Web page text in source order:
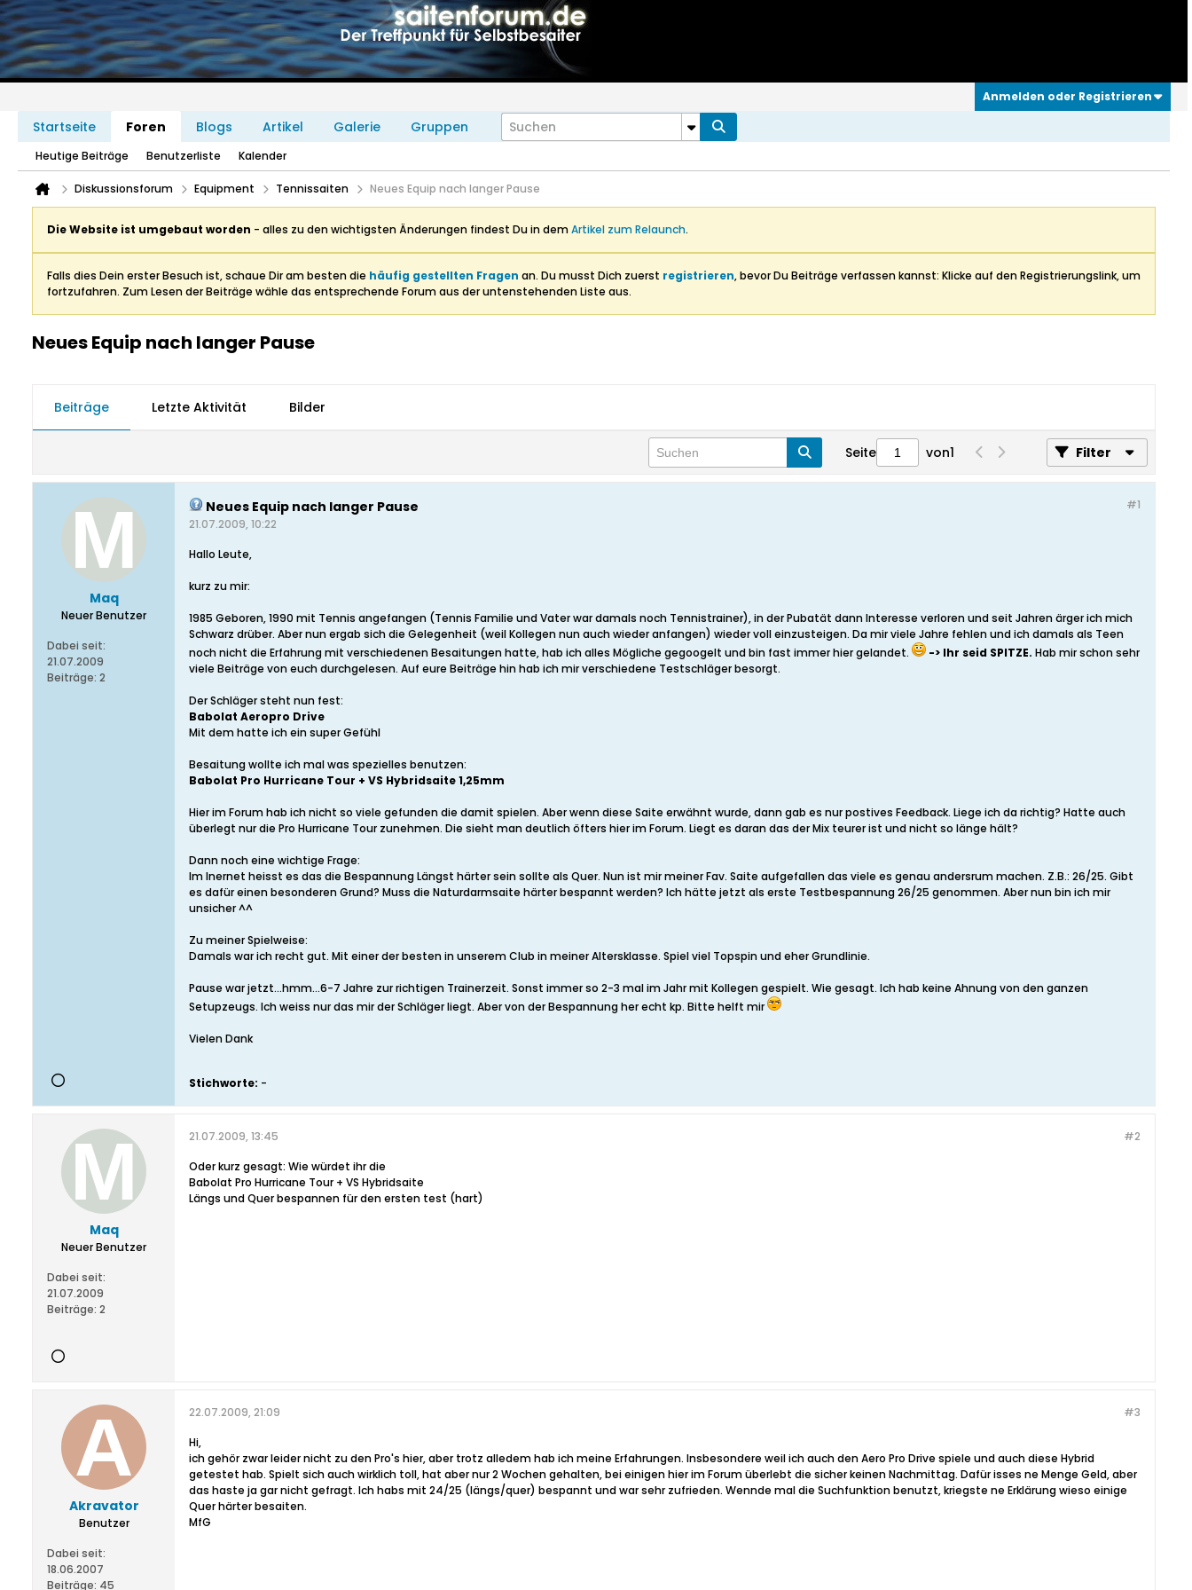
Anmelden oder Registrieren
Startseite Foren Blogs Artikel Galerie Gruppen
Heutige Beiträge Benutzerliste Kalender
Diskussionsforum Equipment Tennissaiten Neues Equip nach langer Pause
Die Website ist umgebaut worden - alles zu den wichtigsten Änderungen findest Du in demArtikel zum Relaunch.
Falls dies Dein erster Besuch ist, schaue Dir am besten die häufig gestellten Fragen an. Du musst Dich zuerst registrieren, bevor Du Beiträge verfassen kannst: Klicke auf den Registrierungslink, um
fortzufahren. Zum Lesen der Beiträge wähle das entsprechende Forum aus der untenstehenden Liste aus.
Neues Equip nach langer Pause
Beiträge Letzte Aktivität Bilder
Seite von1 Filter
Maq
Neuer Benutzer
Dabei seit:
21.07.2009
Beiträge: 2
#1
Neues Equip nach langer Pause
21.07.2009, 10:22
Hallo Leute,
kurz zu mir:
1985 Geboren, 1990 mit Tennis angefangen (Tennis Familie und Vater war damals noch Tennistrainer), in der Pubatät dann Interesse verloren und seit Jahren ärger ich mich
Schwarz drüber. Aber nun ergab sich die Gelegenheit (weil Kollegen nun auch wieder anfangen) wieder voll einzusteigen. Da mir viele Jahre fehlen und ich damals als Teen
noch nicht die Erfahrung mit verschiedenen Besaitungen hatte, hab ich alles Mögliche gegoogelt und bin fast immer hier gelandet.
-> Ihr seid SPITZE. Hab mir schon sehr
viele Beiträge von euch durchgelesen. Auf eure Beiträge hin hab ich mir verschiedene Testschläger besorgt.
Der Schläger steht nun fest:
Babolat Aeropro Drive
Mit dem hatte ich ein super Gefühl
Besaitung wollte ich mal was spezielles benutzen:
Babolat Pro Hurricane Tour + VS Hybridsaite 1,25mm
Hier im Forum hab ich nicht so viele gefunden die damit spielen. Aber wenn diese Saite erwähnt wurde, dann gab es nur postives Feedback. Liege ich da richtig? Hatte auch
überlegt nur die Pro Hurricane Tour zunehmen. Die sieht man deutlich öfters hier im Forum. Liegt es daran das der Mix teurer ist und nicht so länge hält?
Dann noch eine wichtige Frage:
Im Inernet heisst es das die Bespannung Längst härter sein sollte als Quer. Nun ist mir meiner Fav. Saite aufgefallen das viele es genau andersrum machen. Z.B.: 26/25. Gibt
es dafür einen besonderen Grund? Muss die Naturdarmsaite härter bespannt werden? Ich hätte jetzt als erste Testbespannung 26/25 genommen. Aber nun bin ich mir
unsicher ^^
Zu meiner Spielweise:
Damals war ich recht gut. Mit einer der besten in unserem Club in meiner Altersklasse. Spiel viel Topspin und eher Grundlinie.
Pause war jetzt...hmm...6-7 Jahre zur richtigen Trainerzeit. Sonst immer so 2-3 mal im Jahr mit Kollegen gespielt. Wie gesagt. Ich hab keine Ahnung von den ganzen
Setupzeugs. Ich weiss nur das mir der Schläger liegt. Aber von der Bespannung her echt kp. Bitte helft mir
Vielen Dank
Stichworte: -
Maq
Neuer Benutzer
Dabei seit:
21.07.2009
Beiträge: 2
#2
21.07.2009, 13:45
Oder kurz gesagt: Wie würdet ihr die
Babolat Pro Hurricane Tour + VS Hybridsaite
Längs und Quer bespannen für den ersten test (hart)
Akravator
Benutzer
Dabei seit:
18.06.2007
Beiträge: 45
#3
22.07.2009, 21:09
Hi,
ich gehör zwar leider nicht zu den Pro's hier, aber trotz alledem hab ich meine Erfahrungen. Insbesondere weil ich auch den Aero Pro Drive spiele und auch diese Hybrid
getestet hab. Spielt sich auch wirklich toll, hat aber nur 2 Wochen gehalten, bei einigen hier im Forum überlebt die sicher keinen Nachmittag. Dafür isses ne Menge Geld, aber
das haste ja gar nicht gefragt. Ich habs mit 24/25 (längs/quer) bespannt und war sehr zufrieden. Wennde mal die Suchfunktion benutzt, kriegste ne Erklärung wieso einige
Quer härter besaiten.
MfG